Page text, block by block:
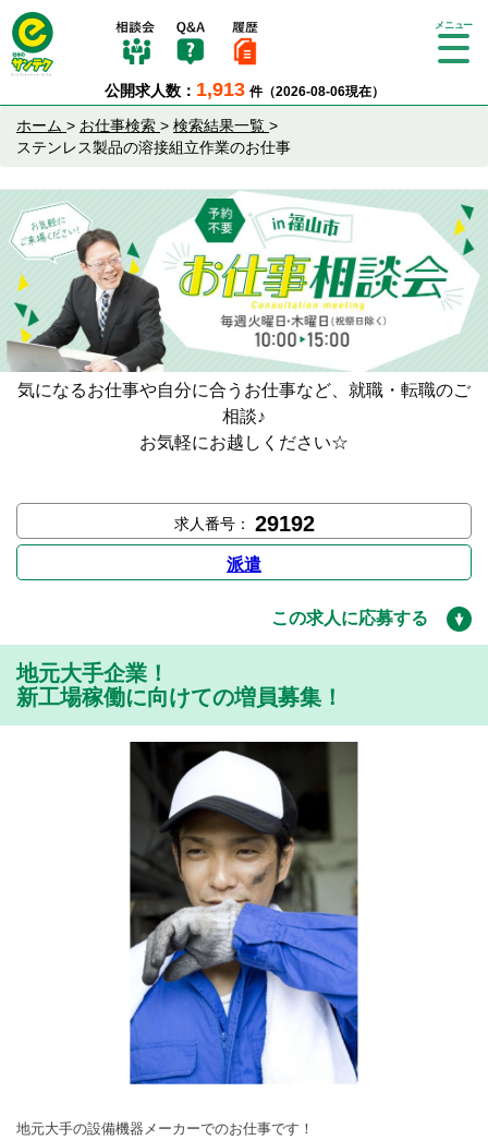
公開求人数： 1,913 件（2026-08-06現在）
Tog
ホーム > お仕事検索 > 検索結果一覧 >
ステンレス製品の溶接組立作業のお仕事
気になるお仕事や自分に合うお仕事など、就職・転職のご
相談♪
お気軽にお越しください☆
求人番号： 29192
派遣
この求人に応募する
地元大手企業！
新工場稼働に向けての増員募集！
地元大手の設備機器メーカーでのお仕事です！